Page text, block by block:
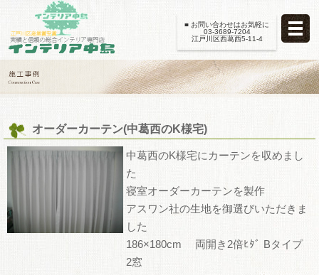
■ お問い合わせはお気軽に
03-3689-7204
江戸川区西葛西5-11-4
オーダーカーテン(中葛西のK様宅)
中葛西のK様宅にカーテンを収めまし
た
寝室オーダーカーテンを製作
アスワン社の生地を御選びいただきま
した
186×180cm 両開き2倍ﾋﾀﾞ Bタイプ
2窓